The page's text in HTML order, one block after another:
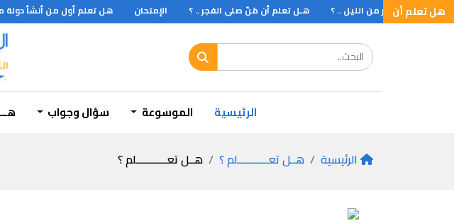
هل تعلم أن
أن الثلث الأخير من الليل .. ؟ هـل تعلم أن مَنٌ صلى الفجر .. ؟ الإمتحان هل تعلم أول من أنشأ دولة
الرئيسية الموسوعة سؤال وجواب
الرئيسية هــل تعـــــــــــلم ؟ هــل تعـــــــــــلم ؟